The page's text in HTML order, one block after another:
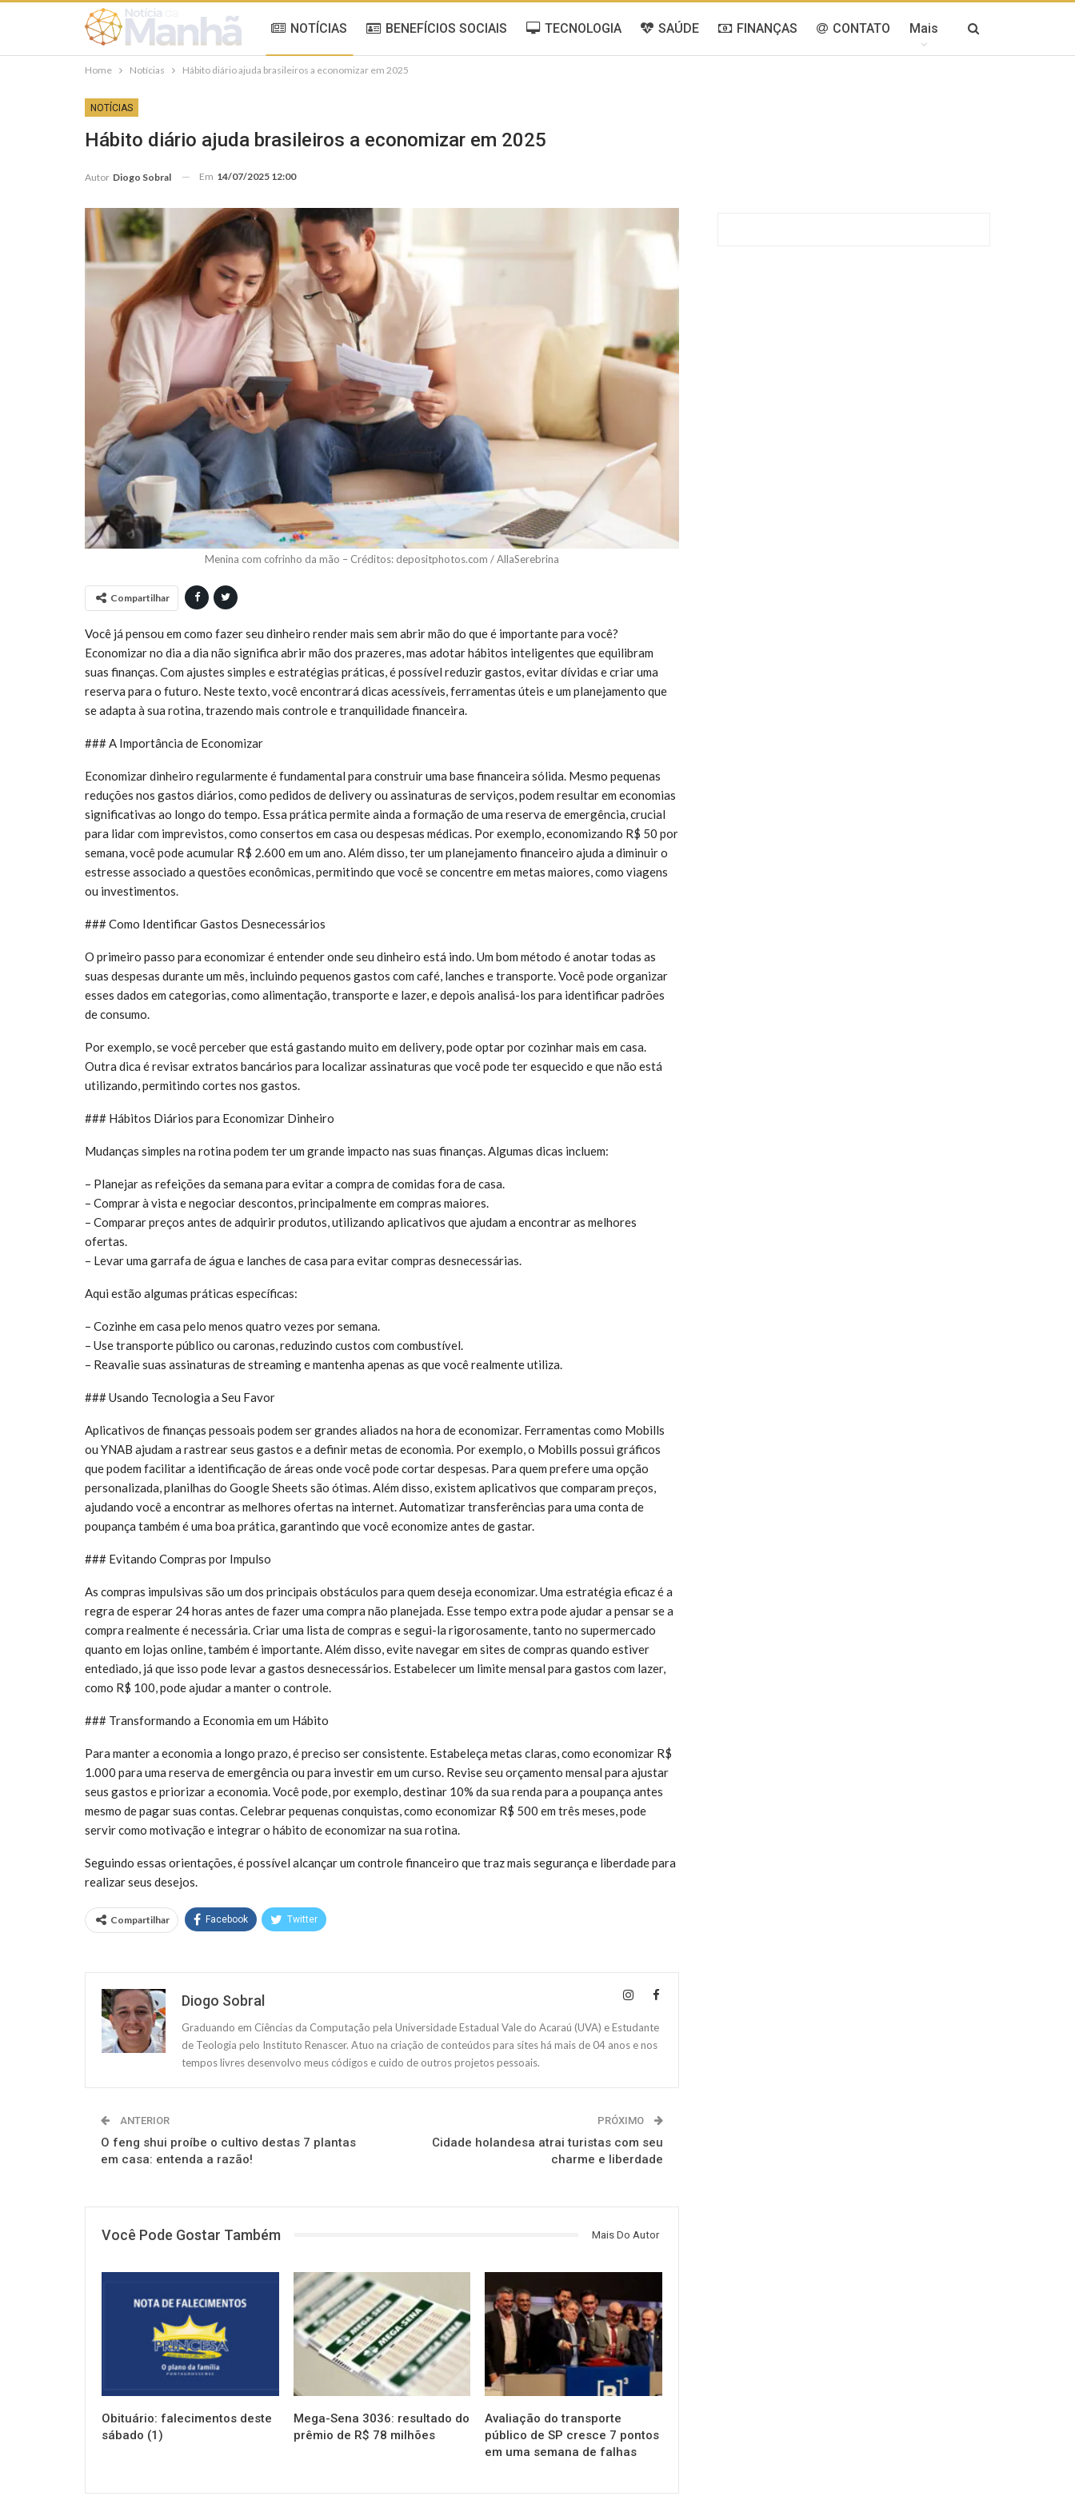
NOTÍCIAS BENEFÍCIOS SOCIAIS TECNOLOGIA SAÚDE FINANÇAS CONTATO Mais
Home Notícias Hábito diário ajuda brasileiros a economizar em 2025
NOTÍCIAS
Hábito diário ajuda brasileiros a economizar em 2025
Autor Diogo Sobral Em 14/07/2025 12:00
Menina com cofrinho da mão – Créditos: depositphotos.com / AllaSerebrina
Compartilhar
Você já pensou em como fazer seu dinheiro render mais sem abrir mão do que é importante para você?
Economizar no dia a dia não significa abrir mão dos prazeres, mas adotar hábitos inteligentes que equilibram
suas finanças. Com ajustes simples e estratégias práticas, é possível reduzir gastos, evitar dívidas e criar uma
reserva para o futuro. Neste texto, você encontrará dicas acessíveis, ferramentas úteis e um planejamento que
se adapta à sua rotina, trazendo mais controle e tranquilidade financeira.
### A Importância de Economizar
Economizar dinheiro regularmente é fundamental para construir uma base financeira sólida. Mesmo pequenas
reduções nos gastos diários, como pedidos de delivery ou assinaturas de serviços, podem resultar em economias
significativas ao longo do tempo. Essa prática permite ainda a formação de uma reserva de emergência, crucial
para lidar com imprevistos, como consertos em casa ou despesas médicas. Por exemplo, economizando R$ 50 por
semana, você pode acumular R$ 2.600 em um ano. Além disso, ter um planejamento financeiro ajuda a diminuir o
estresse associado a questões econômicas, permitindo que você se concentre em metas maiores, como viagens
ou investimentos.
### Como Identificar Gastos Desnecessários
O primeiro passo para economizar é entender onde seu dinheiro está indo. Um bom método é anotar todas as
suas despesas durante um mês, incluindo pequenos gastos com café, lanches e transporte. Você pode organizar
esses dados em categorias, como alimentação, transporte e lazer, e depois analisá-los para identificar padrões
de consumo.
Por exemplo, se você perceber que está gastando muito em delivery, pode optar por cozinhar mais em casa.
Outra dica é revisar extratos bancários para localizar assinaturas que você pode ter esquecido e que não está
utilizando, permitindo cortes nos gastos.
### Hábitos Diários para Economizar Dinheiro
Mudanças simples na rotina podem ter um grande impacto nas suas finanças. Algumas dicas incluem:
– Planejar as refeições da semana para evitar a compra de comidas fora de casa.
– Comprar à vista e negociar descontos, principalmente em compras maiores.
– Comparar preços antes de adquirir produtos, utilizando aplicativos que ajudam a encontrar as melhores
ofertas.
– Levar uma garrafa de água e lanches de casa para evitar compras desnecessárias.
Aqui estão algumas práticas específicas:
– Cozinhe em casa pelo menos quatro vezes por semana.
– Use transporte público ou caronas, reduzindo custos com combustível.
– Reavalie suas assinaturas de streaming e mantenha apenas as que você realmente utiliza.
### Usando Tecnologia a Seu Favor
Aplicativos de finanças pessoais podem ser grandes aliados na hora de economizar. Ferramentas como Mobills
ou YNAB ajudam a rastrear seus gastos e a definir metas de economia. Por exemplo, o Mobills possui gráficos
que podem facilitar a identificação de áreas onde você pode cortar despesas. Para quem prefere uma opção
personalizada, planilhas do Google Sheets são ótimas. Além disso, existem aplicativos que comparam preços,
ajudando você a encontrar as melhores ofertas na internet. Automatizar transferências para uma conta de
poupança também é uma boa prática, garantindo que você economize antes de gastar.
### Evitando Compras por Impulso
As compras impulsivas são um dos principais obstáculos para quem deseja economizar. Uma estratégia eficaz é a
regra de esperar 24 horas antes de fazer uma compra não planejada. Esse tempo extra pode ajudar a pensar se a
compra realmente é necessária. Criar uma lista de compras e segui-la rigorosamente, tanto no supermercado
quanto em lojas online, também é importante. Além disso, evite navegar em sites de compras quando estiver
entediado, já que isso pode levar a gastos desnecessários. Estabelecer um limite mensal para gastos com lazer,
como R$ 100, pode ajudar a manter o controle.
### Transformando a Economia em um Hábito
Para manter a economia a longo prazo, é preciso ser consistente. Estabeleça metas claras, como economizar R$
1.000 para uma reserva de emergência ou para investir em um curso. Revise seu orçamento mensal para ajustar
seus gastos e priorizar a economia. Você pode, por exemplo, destinar 10% da sua renda para a poupança antes
mesmo de pagar suas contas. Celebrar pequenas conquistas, como economizar R$ 500 em três meses, pode
servir como motivação e integrar o hábito de economizar na sua rotina.
Seguindo essas orientações, é possível alcançar um controle financeiro que traz mais segurança e liberdade para
realizar seus desejos.
Compartilhar Facebook Twitter
Diogo Sobral
Graduando em Ciências da Computação pela Universidade Estadual Vale do Acaraú (UVA) e Estudante
de Teologia pelo Instituto Renascer. Atuo na criação de conteúdos para sites há mais de 04 anos e nos
tempos livres desenvolvo meus códigos e cuido de outros projetos pessoais.
ANTERIOR
O feng shui proíbe o cultivo destas 7 plantas
em casa: entenda a razão!
PRÓXIMO
Cidade holandesa atrai turistas com seu
charme e liberdade
Você Pode Gostar Também Mais Do Autor
Obituário: falecimentos deste
sábado (1)
NOTÍCIAS
Mega-Sena 3036: resultado do
prêmio de R$ 78 milhões
Avaliação do transporte
público de SP cresce 7 pontos
em uma semana de falhas